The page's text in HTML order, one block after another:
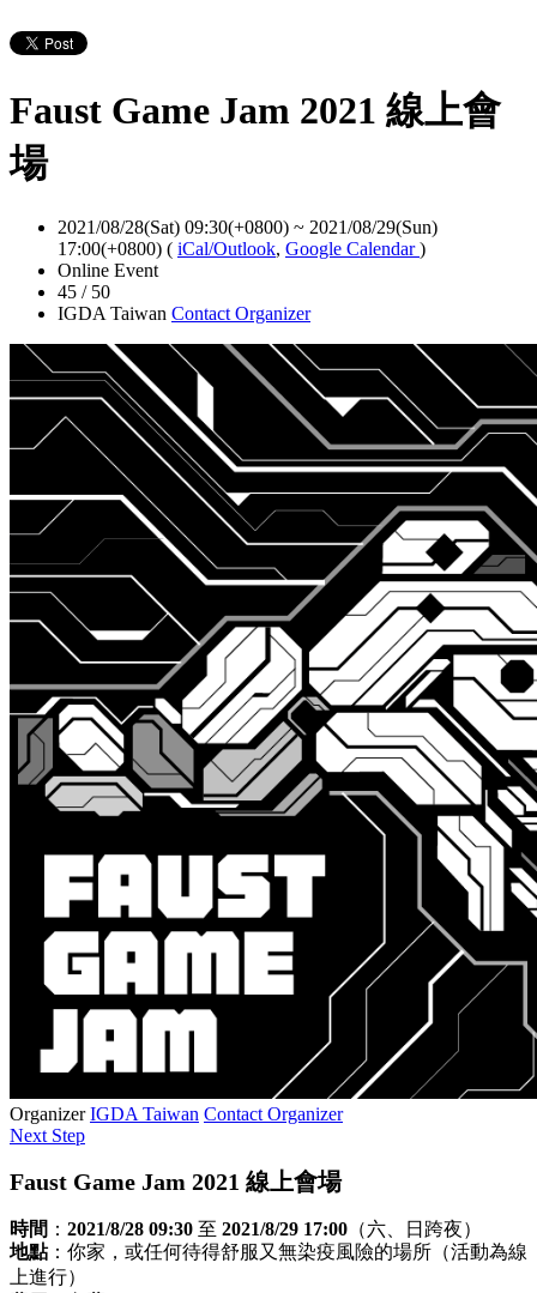
Faust Game Jam 2021 線上會
場
2021/08/28(Sat) 09:30(+0800) ~ 2021/08/29(Sun)
17:00(+0800) ( iCal/Outlook, Google Calendar)
Online Event
45 / 50
IGDA Taiwan Contact Organizer
OrganizerIGDA Taiwan Contact Organizer
Next Step
Faust Game Jam 2021 線上會場
時間 ： 2021/8/28 09:30 至 2021/8/29 17:00 （六、日跨夜）
地點：你家，或任何待得舒服又無染疫風險的場所（活動為線
上進行）